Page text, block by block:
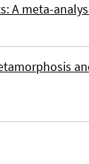
A meta-